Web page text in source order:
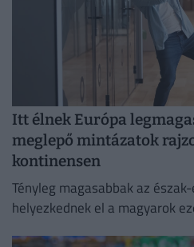
Itt élnek Európa
meglepő mintázatok
kontinensen
Tényleg magasabbak az
helyezkednek el a magyarok